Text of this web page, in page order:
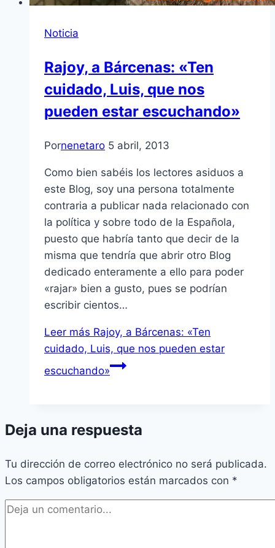
Noticia
Rajoy, a Bárcenas: «Ten
cuidado, Luis, que nos
pueden estar escuchando»
Pornenetaro 5 abril, 2013
Como bien sabéis los lectores asiduos a
este Blog, soy una persona totalmente
contraria a publicar nada relacionado con
la polí­tica y sobre todo de la Española,
puesto que habrí­a tanto que decir de la
misma que tendrí­a que abrir otro Blog
dedicado enteramente a ello para poder
«rajar» bien a gusto, pues se podrí­an
escribir cientos…
Leer más Rajoy, a Bárcenas: «Ten
cuidado, Luis, que nos pueden estar
escuchando»
Deja una respuesta
Tu dirección de correo electrónico no será publicada.
Los campos obligatorios están marcados con *